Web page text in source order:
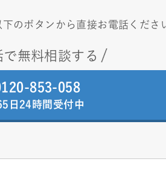
のボタンから直接お電話くださ
で無料相談する
853-058
日24時間受付中